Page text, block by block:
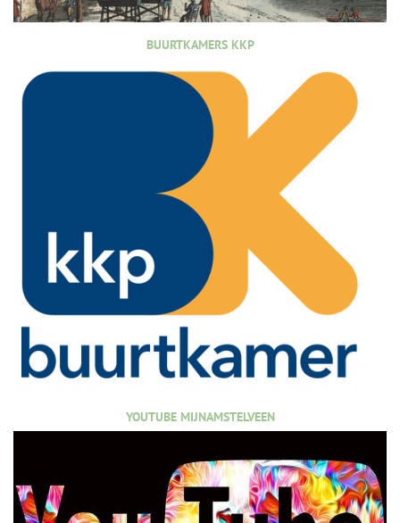
BUURTKAMERS KKP
YOUTUBE MIJNAMSTELVEEN